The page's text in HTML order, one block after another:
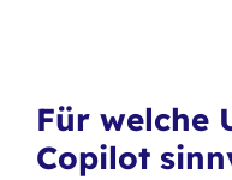
Für welche
Copilot